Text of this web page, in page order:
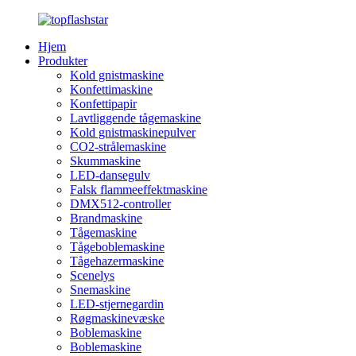
Hjem
Produkter
Kold gnistmaskine
Konfettimaskine
Konfettipapir
Lavtliggende tågemaskine
Kold gnistmaskinepulver
CO2-strålemaskine
Skummaskine
LED-dansegulv
Falsk flammeeffektmaskine
DMX512-controller
Brandmaskine
Tågemaskine
Tågeboblemaskine
Tågehazermaskine
Scenelys
Snemaskine
LED-stjernegardin
Røgmaskinevæske
Boblemaskine
Boblemaskine